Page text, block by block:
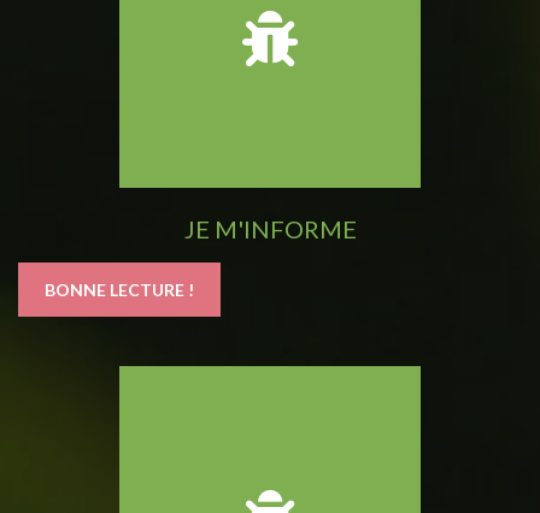
JE M'INFORME
BONNE LECTURE !